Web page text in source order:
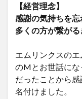
【経営理念】
感謝の気持ちを忘
多くの方が繋がる
エムリンクスの
のMとお世話に
だったことから
名付けました。